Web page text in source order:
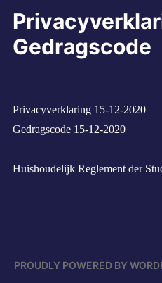
Gedragscode
Privacyverklaring 15-12-2020
Gedragscode 15-12-2020
Huishoudelijk Reglement der
PROUDLY POWERED BY